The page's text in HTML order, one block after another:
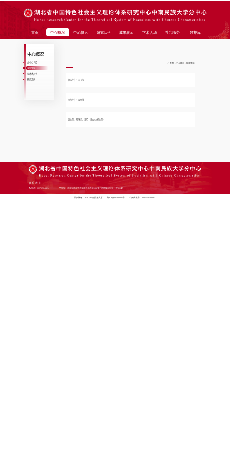
首页 中心概况 中心快讯 研究队伍 成果展示 学术活动 社会服务 数据库
中心概况
分中心介绍
现任领导
学术委员会
研究方向
首页 > 中心概况 > 现任领导
中心主任：马玉堂
执行主任：易新涛
副主任：苏咏喜、 王晓（兼办公室主任）
联系我们
电话：027-67842214 地址：湖北省武汉市洪山区民族大道182号中南民族大学文一楼311室
版权所有：2019 ©中南民族大学 鄂ICP备05003346号 公安备案号：42011105000817